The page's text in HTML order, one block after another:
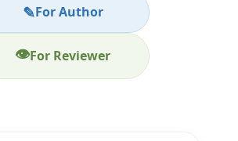
✎For Author
👁For Reviewer